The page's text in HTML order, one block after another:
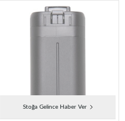
Stoğa Gelince Haber Ver